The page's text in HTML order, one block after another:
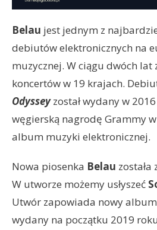
Belau jest jednym z
debiutów elektronicznych na
muzycznej. W ciągu dwóch
koncertów w 19 krajach.
Odysseyzostał wydany w
węgierską nagrodę Grammy
album muzyki elektronicznej.
Nowa piosenka Belau została
W utworze możemy usłyszeć
Utwór zapowiada nowy
wydany na początku 2019